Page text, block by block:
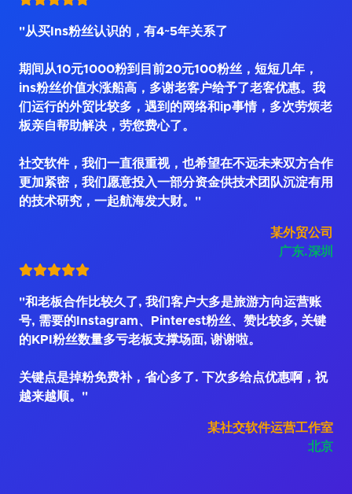
"从买Ins粉丝认识的，有4~5年关系了
期间从10元1000粉到目前20元100粉丝，短短几年，
ins粉丝价值水涨船高，多谢老客户给予了老客优惠。我
们运行的外贸比较多，遇到的网络和ip事情，多次劳烦老
板亲自帮助解决，劳您费心了。
社交软件，我们一直很重视，也希望在不远未来双方合作
更加紧密，我们愿意投入一部分资金供技术团队沉淀有用
的技术研究，一起航海发大财。"
某外贸公司
广东.深圳
"和老板合作比较久了, 我们客户大多是旅游方向运营账
号, 需要的Instagram、Pinterest粉丝、赞比较多, 关键
的KPI粉丝数量多亏老板支撑场面, 谢谢啦。
关键点是掉粉免费补，省心多了. 下次多给点优惠啊，祝
越来越顺。"
某社交软件运营工作室
北京